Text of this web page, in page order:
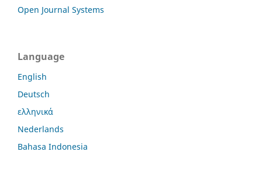
Open Journal Systems
Language
English
Deutsch
ελληνικά
Nederlands
Bahasa Indonesia